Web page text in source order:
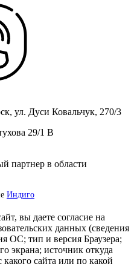
ул. Дуси Ковальчук, 270/3
29/1 В
партнер в области
Индиго
вы даете согласие на
данных (сведения
ОС; тип и версия Браузера;
экрана; источник откуда
сайта или по какой